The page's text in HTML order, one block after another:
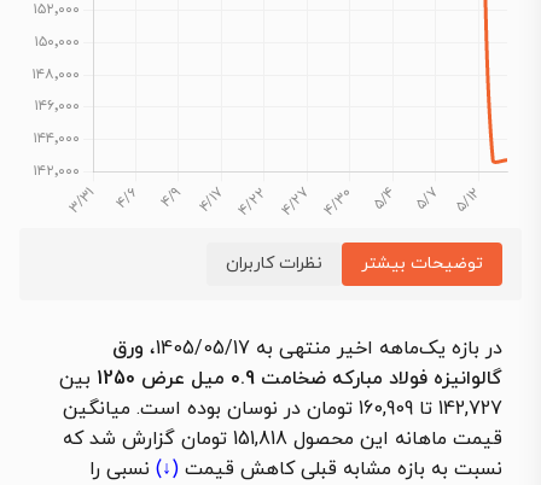
توضیحات بیشتر نظرات کاربران
در بازه یک‌ماهه اخیر منتهی به 1405/05/17،
ورق
گالوانیزه فولاد مبارکه ضخامت 0.9 میل عرض 1250
بین
142,727 تا 160,909 تومان در نوسان بوده است. میانگین
قیمت ماهانه این محصول 151,818 تومان گزارش شد که
نسبت به بازه مشابه قبلیکاهش قیمت (↓) نسبی را